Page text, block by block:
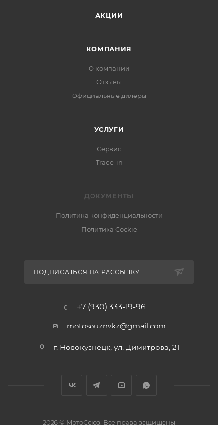
АКЦИИ
КОМПАНИЯ
О компании
Отзывы
Официальные дилеры
УСЛУГИ
Сервис
Trade-in
ДОКУМЕНТЫ
Политика конфиденциальности
Политика Cookie
ПОДПИСАТЬСЯ НА РАССЫЛКУ
+7 (930) 333-19-96
motosouznvkz@gmail.com
г. Новокузнецк, ул. Димитрова, 21
2026 © МотоСоюз. Все права защищены